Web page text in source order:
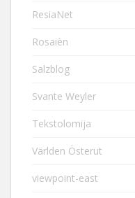
ResiaNet
Rosaièn
Salzblog
Svante Weyler
Tekstolomija
Världen Österut
viewpoint-east